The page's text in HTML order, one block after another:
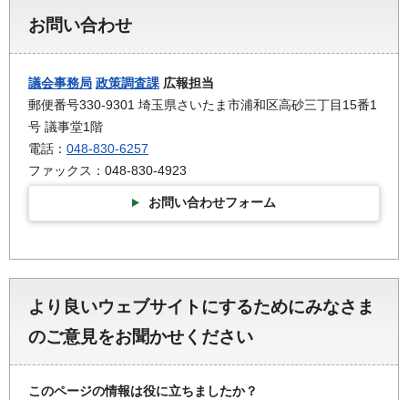
お問い合わせ
議会事務局 政策調査課 広報担当
郵便番号330-9301 埼玉県さいたま市浦和区高砂三丁目15番1
号 議事堂1階
電話： 048-830-6257
ファックス：048-830-4923
お問い合わせフォーム
より良いウェブサイトにするためにみなさま
のご意見をお聞かせください
このページの情報は役に立ちましたか？